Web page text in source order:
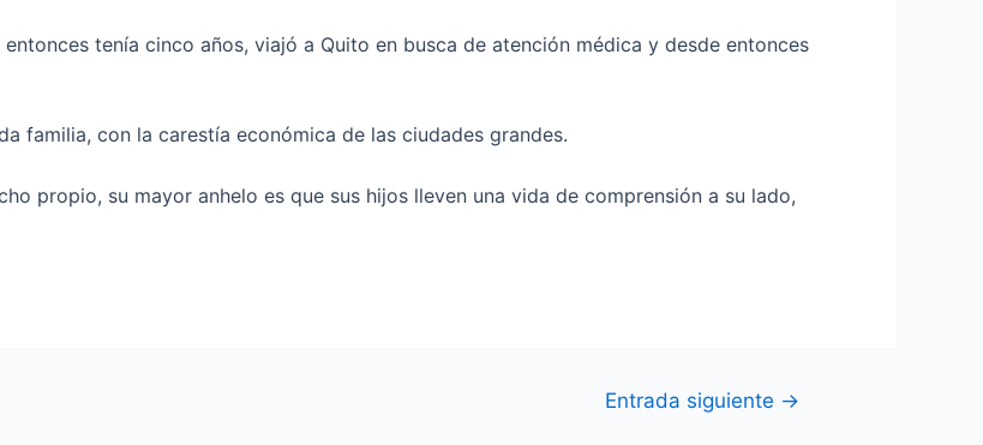
tenía cinco años, viajó a Quito en busca de atención médica y desde entonces
familia, con la carestía económica de las ciudades grandes.
propio, su mayor anhelo es que sus hijos lleven una vida de comprensión a su lado,
Entrada siguiente →